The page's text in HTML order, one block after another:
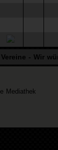
- Wir
Mediathek